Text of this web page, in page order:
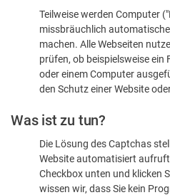
dass
sind
Teilweise werden Computer
missbräuchlich
machen. Alle Webseiten
prüfen, ob beispielsweise ein
oder einem Computer
den Schutz einer Website
Was ist zu tun?
Die Lösung des Captchas
Website automatisiert
Checkbox unten und klicken
wissen wir, dass Sie kein